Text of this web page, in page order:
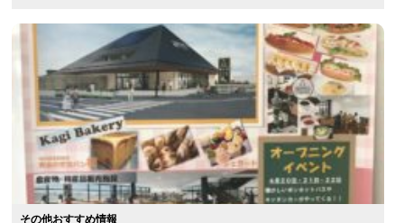
その他おすすめ情報